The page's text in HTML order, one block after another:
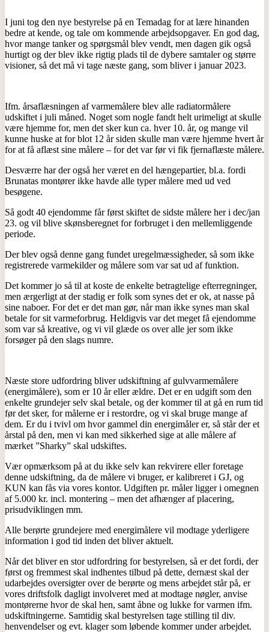
I juni tog den nye bestyrelse på en Temadag for at lære hinanden
bedre at kende, og tale om kommende arbejdsopgaver. En god dag,
hvor mange tanker og spørgsmål blev vendt, men dagen gik også
hurtigt og der blev ikke rigtig plads til de dybere samtaler og større
visioner, så det må vi tage næste gang, som bliver i januar 2023.
Ifm. årsaflæsningen af varmemålere blev alle radiatormålere
udskiftet i juli måned. Noget som nogle fandt helt urimeligt at skulle
være hjemme for, men det sker kun ca. hver 10. år, og mange vil
kunne huske at for blot 12 år siden skulle man være hjemme hvert år
for at få aflæst sine målere – for det var før vi fik fjernaflæste målere.
Desværre har der også her været en del hængepartier, bl.a. fordi
Brunatas montører ikke havde alle typer målere med ud ved
besøgene.
Så godt 40 ejendomme får først skiftet de sidste målere her i dec/jan
23. og vil blive skønsberegnet for forbruget i den mellemliggende
periode.
Der blev også denne gang fundet uregelmæssigheder, så som ikke
registrerede varmekilder og målere som var sat ud af funktion.
Det kommer jo så til at koste de enkelte betragtelige efterregninger,
men ærgerligt at der stadig er folk som synes det er ok, at nasse på
sine naboer. For det er det man gør, når man ikke synes man skal
betale for sit varmeforbrug. Heldigvis var det meget få ejendomme
som var så kreative, og vi vil glæde os over alle jer som ikke
forsøger på den slags numre.
Næste store udfordring bliver udskiftning af gulvvarmemålere
(energimålere), som er 10 år eller ældre. Det er en udgift som den
enkelte grundejer selv skal betale, og der kommer til at gå en rum tid
før det sker, for målerne er i restordre, og vi skal bruge mange af
dem. Er du i tvivl om hvor gammel din energimåler er, så står der et
årstal på den, men vi kan med sikkerhed sige at alle målere af
mærket ”Sharky” skal udskiftes.
Vær opmærksom på at du ikke selv kan rekvirere eller foretage
denne udskiftning, da de målere vi bruger, er kalibreret i GJ, og
KUN kan fås via vores kontor. Udgiften pr. måler ligger i omegnen
af 5.000 kr. incl. montering – men det afhænger af placering,
prisudviklingen mm.
Alle berørte grundejere med energimålere vil modtage yderligere
information i god tid inden det bliver aktuelt.
Når det bliver en stor udfordring for bestyrelsen, så er det fordi, der
først og fremmest skal indhentes tilbud på dette, dernæst skal der
udarbejdes oversigter over de berørte og mens arbejdet står på, er
vores driftsfolk dagligt involveret med at modtage nøgler, anvise
montørerne hvor de skal hen, samt åbne og lukke for varmen ifm.
udskiftningerne. Samtidig skal bestyrelsen tage stilling til div.
henvendelser og evt. klager som løbende kommer under arbejdet.